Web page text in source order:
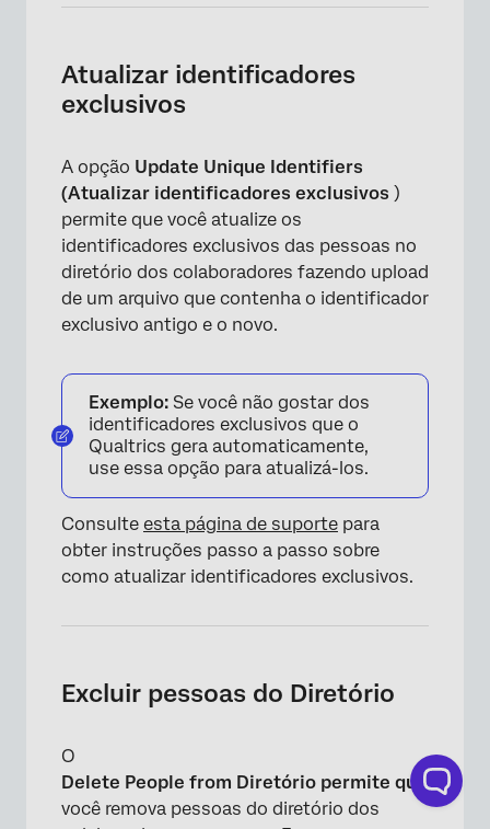
×
×
Atualizar identificadores
exclusivos
A opção Update Unique Identifiers
(Atualizar identificadores exclusivos )
permite que você atualize os
identificadores exclusivos das pessoas no
diretório dos colaboradores fazendo upload
de um arquivo que contenha o identificador
exclusivo antigo e o novo.
Exemplo: Se você não gostar dos
identificadores exclusivos que o
Qualtrics gera automaticamente,
use essa opção para atualizá-los.
Consulte esta página de suporte para
obter instruções passo a passo sobre
como atualizar identificadores exclusivos.
Excluir pessoas do Diretório
O
Delete People from Diretório permite que
você remova pessoas do diretório dos